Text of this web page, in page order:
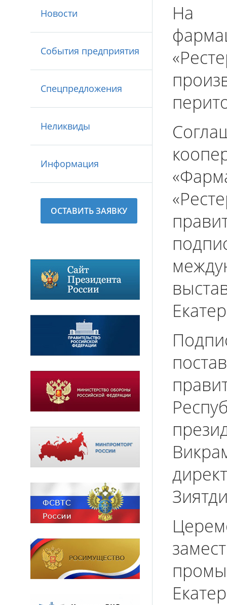
Новости
События предприятия
Спецпредложения
Неликвиды
Информация
ОСТАВИТЬ ЗАЯВКУ
На